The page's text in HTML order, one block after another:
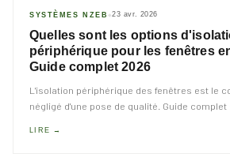
SYSTÈMES NZEB ◆23 avr. 2026
Quelles sont les options
périphérique pour les fenêtres
Guide complet 2026
L'isolation périphérique des fenêtres est le
négligé d'une pose de qualité. Guide complet
LIRE →